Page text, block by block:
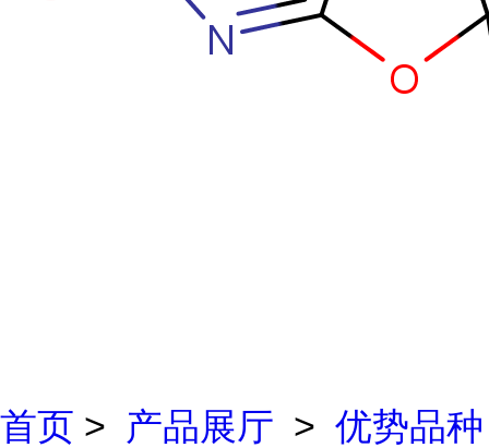
首页 > 产品展厅 > 优势品种